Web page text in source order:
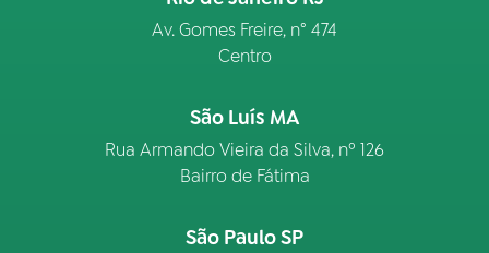
Av. Gomes Freire, n° 474
Centro
São Luís MA
Rua Armando Vieira da Silva, nº 126
Bairro de Fátima
São Paulo SP